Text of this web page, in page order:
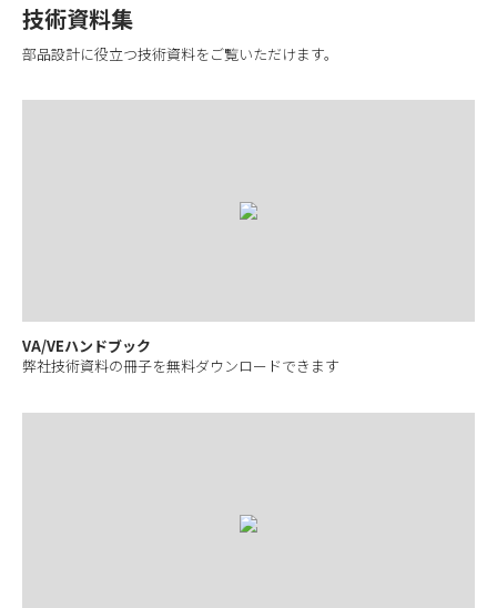
技術資料集
部品設計に役立つ技術資料をご覧いただけます。
VA/VEハンドブック
弊社技術資料の冊子を無料ダウンロードできます